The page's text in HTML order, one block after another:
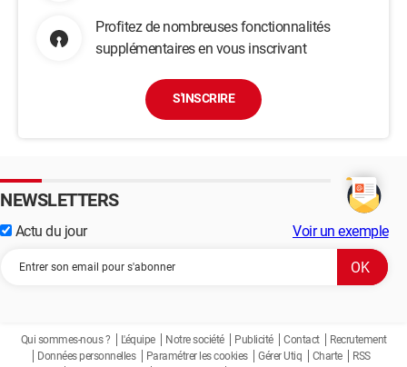
Profitez de nombreuses fonctionnalités
supplémentaires en vous inscrivant
S'INSCRIRE
NEWSLETTERS
Actu du jour Voir un exemple
Qui sommes-nous ? L'équipe Notre société Publicité Contact
Recrutement
Données personnelles
Paramétrer les cookies Gérer Utiq Charte
RSS